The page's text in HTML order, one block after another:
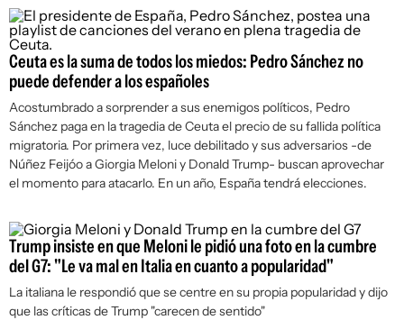
Ceuta es la suma de todos los miedos: Pedro Sánchez no
puede defender a los españoles
Acostumbrado a sorprender a sus enemigos políticos, Pedro
Sánchez paga en la tragedia de Ceuta el precio de su fallida política
migratoria. Por primera vez, luce debilitado y sus adversarios -de
Núñez Feijóo a Giorgia Meloni y Donald Trump- buscan aprovechar
el momento para atacarlo. En un año, España tendrá elecciones.
Trump insiste en que Meloni le pidió una foto en la cumbre
del G7: "Le va mal en Italia en cuanto a popularidad"
La italiana le respondió que se centre en su propia popularidad y dijo
que las críticas de Trump "carecen de sentido"